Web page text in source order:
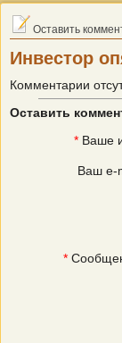
Оставить
Инвестор
Комментарии
Оставить
* Ваше
Ваш e-
*